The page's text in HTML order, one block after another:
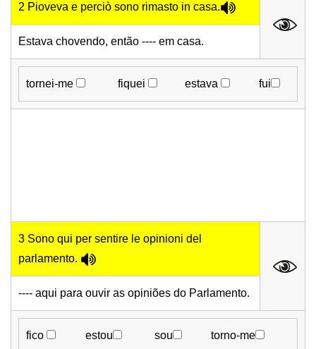
2 Pioveva e perciò sono rimasto in casa.
Estava chovendo, então ---- em casa.
tornei-me fiquei estava fui
3 Sono qui per sentire le opinioni del
parlamento.
---- aqui para ouvir as opiniões do Parlamento.
fico estou sou torno-me